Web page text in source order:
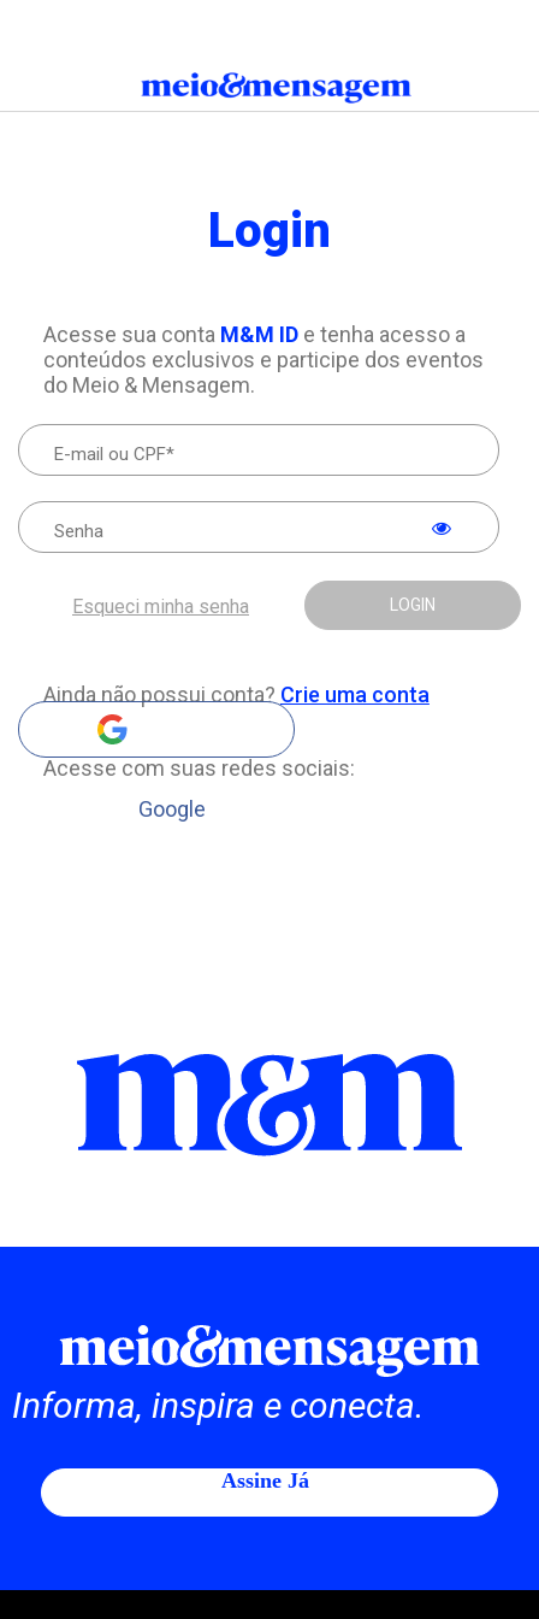
Login
Acesse sua conta M&M IDe tenha acesso a
conteúdos exclusivos e participe dos eventos
do Meio & Mensagem.
LOGIN
Esqueci minha senha
Ainda não possui conta? Crie uma conta
Acesse com suas redes sociais:
Google
Informa, inspira e conecta.
Assine Já